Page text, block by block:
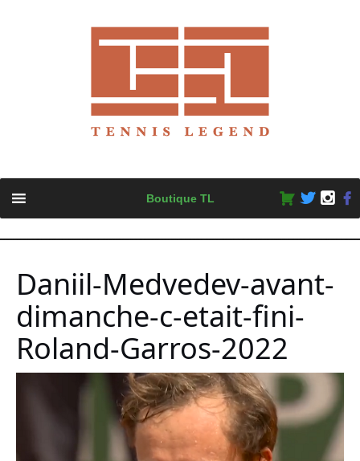
content
Boutique TL
Daniil-Medvedev-avant-
dimanche-c-etait-fini-
Roland-Garros-2022